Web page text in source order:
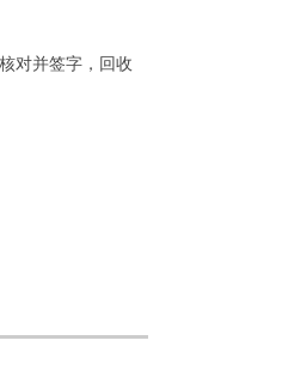
对并签字，回收